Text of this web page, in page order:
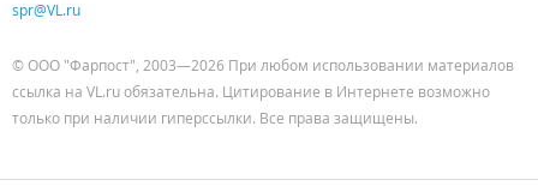
spr@VL.ru
© ООО "Фарпост", 2003—2026 При любом использовании материалов
ссылка на VL.ru обязательна. Цитирование в Интернете возможно
только при наличии гиперссылки. Все права защищены.